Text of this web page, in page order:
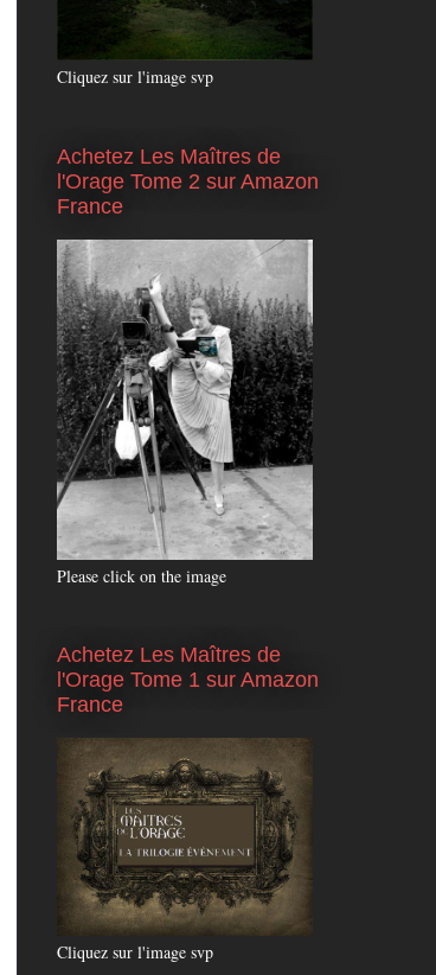
Cliquez sur l'image svp
Achetez Les Maîtres de
l'Orage Tome 2 sur Amazon
France
Please click on the image
Achetez Les Maîtres de
l'Orage Tome 1 sur Amazon
France
Cliquez sur l'image svp